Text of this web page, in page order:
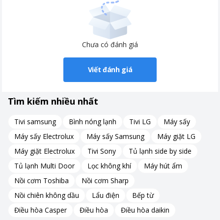
một lần nữa đã tạo nên một lớp chống dính siêu bền với khả
năng vượt trội: tăng độ bền và khả năng chống dính lên hơn
Chưa có đánh giá
Viết đánh giá
Tìm kiếm nhiều nhất
Tivi samsung Bình nóng lạnh Tivi LG
Máy sấy
Máy sấy Electrolux
Máy sấy Samsung
Máy giặt LG
Máy giặt Electrolux
Tivi Sony
Tủ lạnh side by side
Tủ lạnh Multi Door
Lọc không khí
Máy hút ẩm
Nồi cơm Toshiba
Nồi cơm Sharp
Nồi chiên không dầu
Lẩu điện
Bếp từ
Điều hòa Casper
Điều hòa Điều hòa daikin